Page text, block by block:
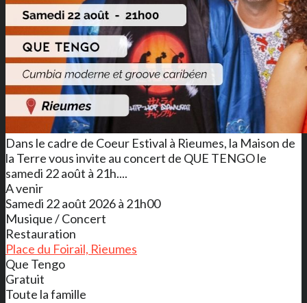
Dans le cadre de Coeur Estival à Rieumes, la Maison de
la Terre vous invite au concert de QUE TENGO le
samedi 22 août à 21h....
A venir
Samedi 22 août 2026 à 21h00
Musique / Concert
Restauration
Place du Foirail, Rieumes
Que Tengo
Gratuit
Toute la famille